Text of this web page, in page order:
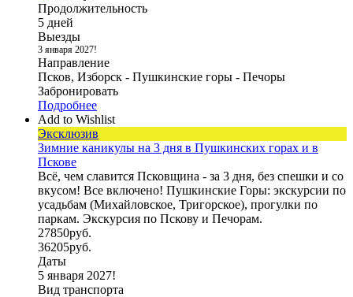
Продолжительность
5 дней
Выезды
3 января 2027!
Направление
Псков, Изборск - Пушкинские горы - Печоры
Забронировать
Подробнее
Add to Wishlist
Эксклюзив
Зимние каникулы на 3 дня в Пушкинских горах и в
Пскове
Всё, чем славится Псковщина - за 3 дня, без спешки и со
вкусом! Все включено! Пушкинские Горы: экскурсии по
усадьбам (Михайловское, Тригорское), прогулки по
паркам. Экскурсия по Пскову и Печорам.
27850руб.
36205руб.
Даты
5 января 2027!
Вид транспорта